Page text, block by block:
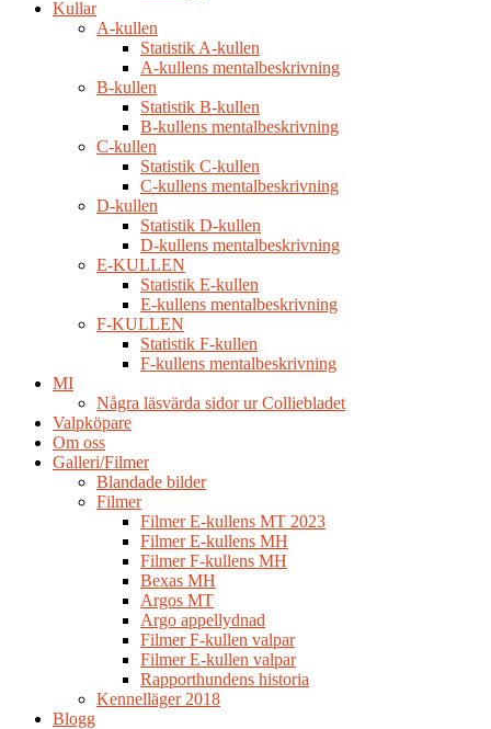
Kullar
A-kullen
Statistik A-kullen
A-kullens mentalbeskrivning
B-kullen
Statistik B-kullen
B-kullens mentalbeskrivning
C-kullen
Statistik C-kullen
C-kullens mentalbeskrivning
D-kullen
Statistik D-kullen
D-kullens mentalbeskrivning
E-KULLEN
Statistik E-kullen
E-kullens mentalbeskrivning
F-KULLEN
Statistik F-kullen
F-kullens mentalbeskrivning
MI
Några läsvärda sidor ur Colliebladet
Valpköpare
Om oss
Galleri/Filmer
Blandade bilder
Filmer
Filmer E-kullens MT 2023
Filmer E-kullens MH
Filmer F-kullens MH
Bexas MH
Argos MT
Argo appellydnad
Filmer F-kullen valpar
Filmer E-kullen valpar
Rapporthundens historia
Kennelläger 2018
Blogg